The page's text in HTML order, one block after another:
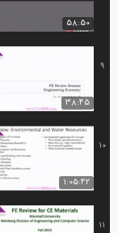
58:50
9
38:45
10
1:05:42
11